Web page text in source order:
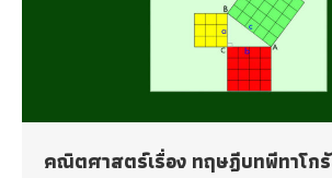
คณิตศาสตร์เรื่อง ทฤษฎีบทพีทาโก